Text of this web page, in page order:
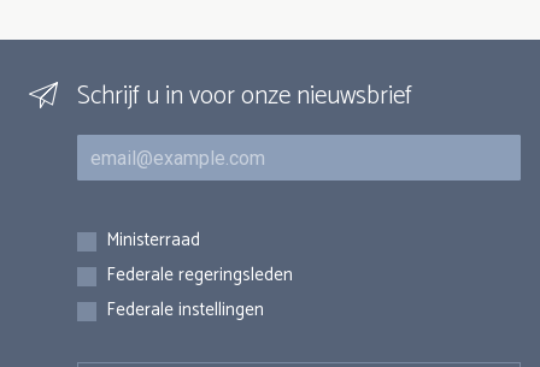
Schrijf u in voor onze nieuwsbrief
E-mail
Inschrijvingen
Ministerraad
Federale regeringsleden
Federale instellingen